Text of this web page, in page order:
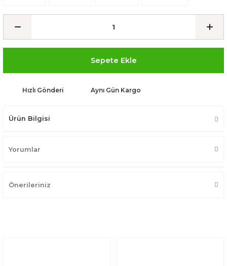
Sepete Ekle
Hızlı Gönderi Aynı Gün Kargo
Ürün Bilgisi
Yorumlar
Önerileriniz